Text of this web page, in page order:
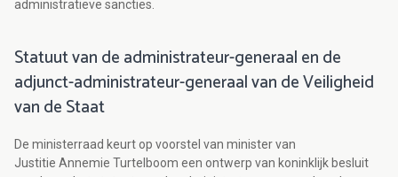
administratieve sancties.
Statuut van de administrateur-generaal en de
adjunct-administrateur-generaal van de Veiligheid
van de Staat
De ministerraad keurt op voorstel van minister van
Justitie Annemie Turtelboom een ontwerp van koninklijk besluit